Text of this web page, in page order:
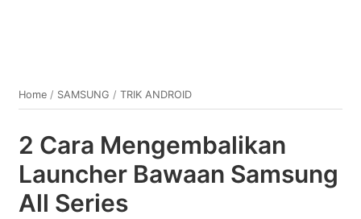
Home / SAMSUNG /TRIK ANDROID
2 Cara Mengembalikan
Launcher Bawaan Samsung
All Series